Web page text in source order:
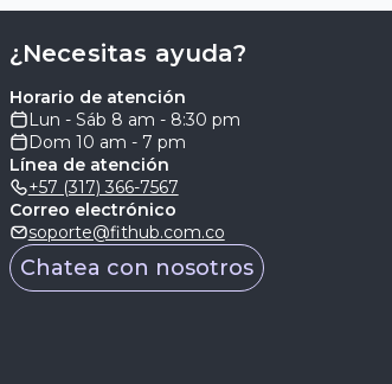
¿Necesitas ayuda?
Horario de atención
Lun - Sáb 8 am - 8:30 pm
Dom 10 am - 7 pm
Línea de atención
+57 (317) 366-7567
Correo electrónico
soporte@fithub.com.co
Chatea con nosotros